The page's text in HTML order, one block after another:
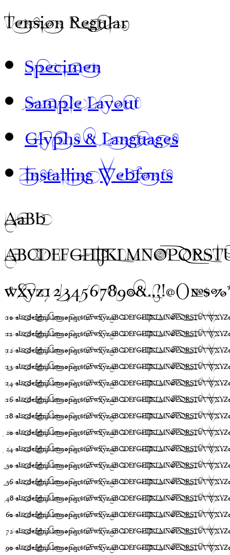
Tension Regular
Specimen
Sample Layout
Glyphs & Languages
Installing Webfonts
AaBb
10
11
12
13
14
16
18
20
24
30
36
48
60
72
90